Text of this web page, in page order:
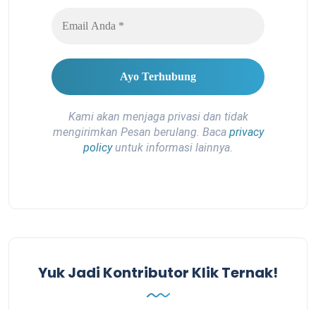
Kami akan menjaga privasi dan tidak
mengirimkan Pesan berulang. Baca privacy
policyuntuk informasi lainnya.
Yuk Jadi Kontributor Klik Ternak!